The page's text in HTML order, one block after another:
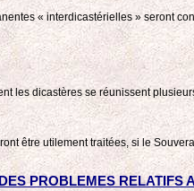
« interdicastérielles » seront
les dicastères se réunissent
être utilement traitées, si le
PROBLEMES RELATIFS A